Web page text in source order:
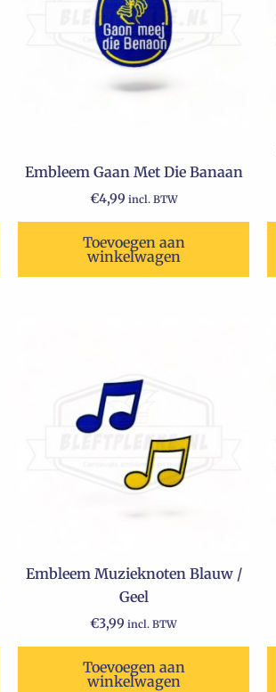
Embleem Gaan Met Die Banaan
€4,99 incl. BTW
Toevoegen aan
winkelwagen
Embleem Muzieknoten Blauw /
Geel
€3,99 incl. BTW
Toevoegen aan
winkelwagen